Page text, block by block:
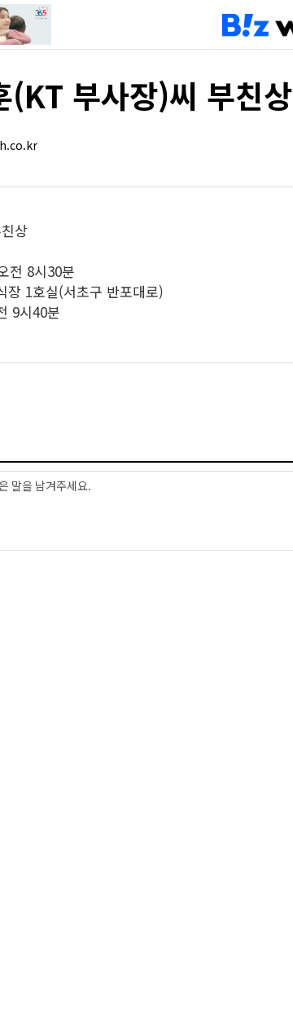
(KT 부사장)씨 부친상
상
전 8시30분
장 1호실(서초구 반포대로)
9시40분